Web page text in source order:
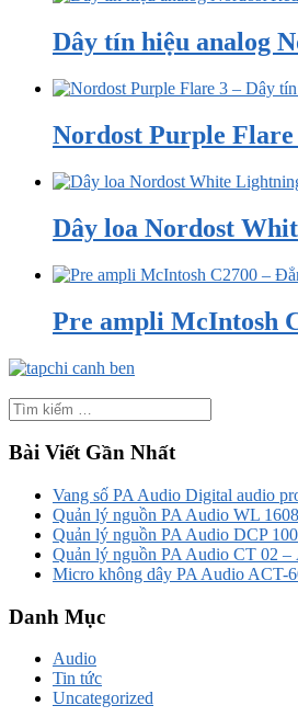
Dây tín hiệu analog
Nordost Purple Flare
Dây loa Nordost
Pre ampli McIntosh
Bài Viết Gần Nhất
Vang số PA Audio Digital audio
Quản lý nguồn PA Audio WL
Quản lý nguồn PA Audio DCP
Quản lý nguồn PA Audio CT 02 –
Micro không dây PA Audio ACT-
Danh Mục
Audio
Tin tức
Uncategorized